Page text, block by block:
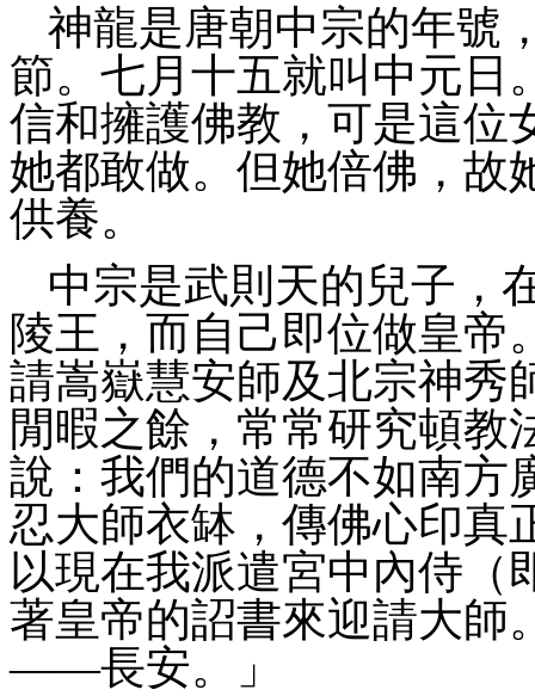
神龍是唐朝中宗的年號
節。七月十五就叫中元日
信和擁護佛教，可是這位
她都敢做。但她倍佛，故
供養。
中宗是武則天的兒子，
陵王，而自己即位做皇帝
請嵩嶽慧安師及北宗神秀
閒暇之餘，常常研究頓教
說：我們的道德不如南方
忍大師衣缽，傳佛心印真
以現在我派遣宮中內侍（
著皇帝的詔書來迎請大師
——長安。」